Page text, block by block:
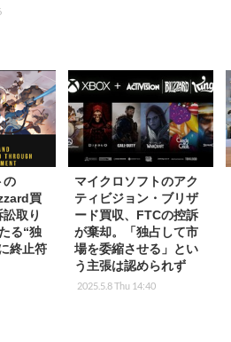
の
買
取り
る“独
終止符
マイクロソフトのアク
ティビジョン・ブリザ
ード買収、FTCの控訴
が棄却。「独占して市
場を委縮させる」とい
う主張は認められず
2025.5.8 Thu 14:40